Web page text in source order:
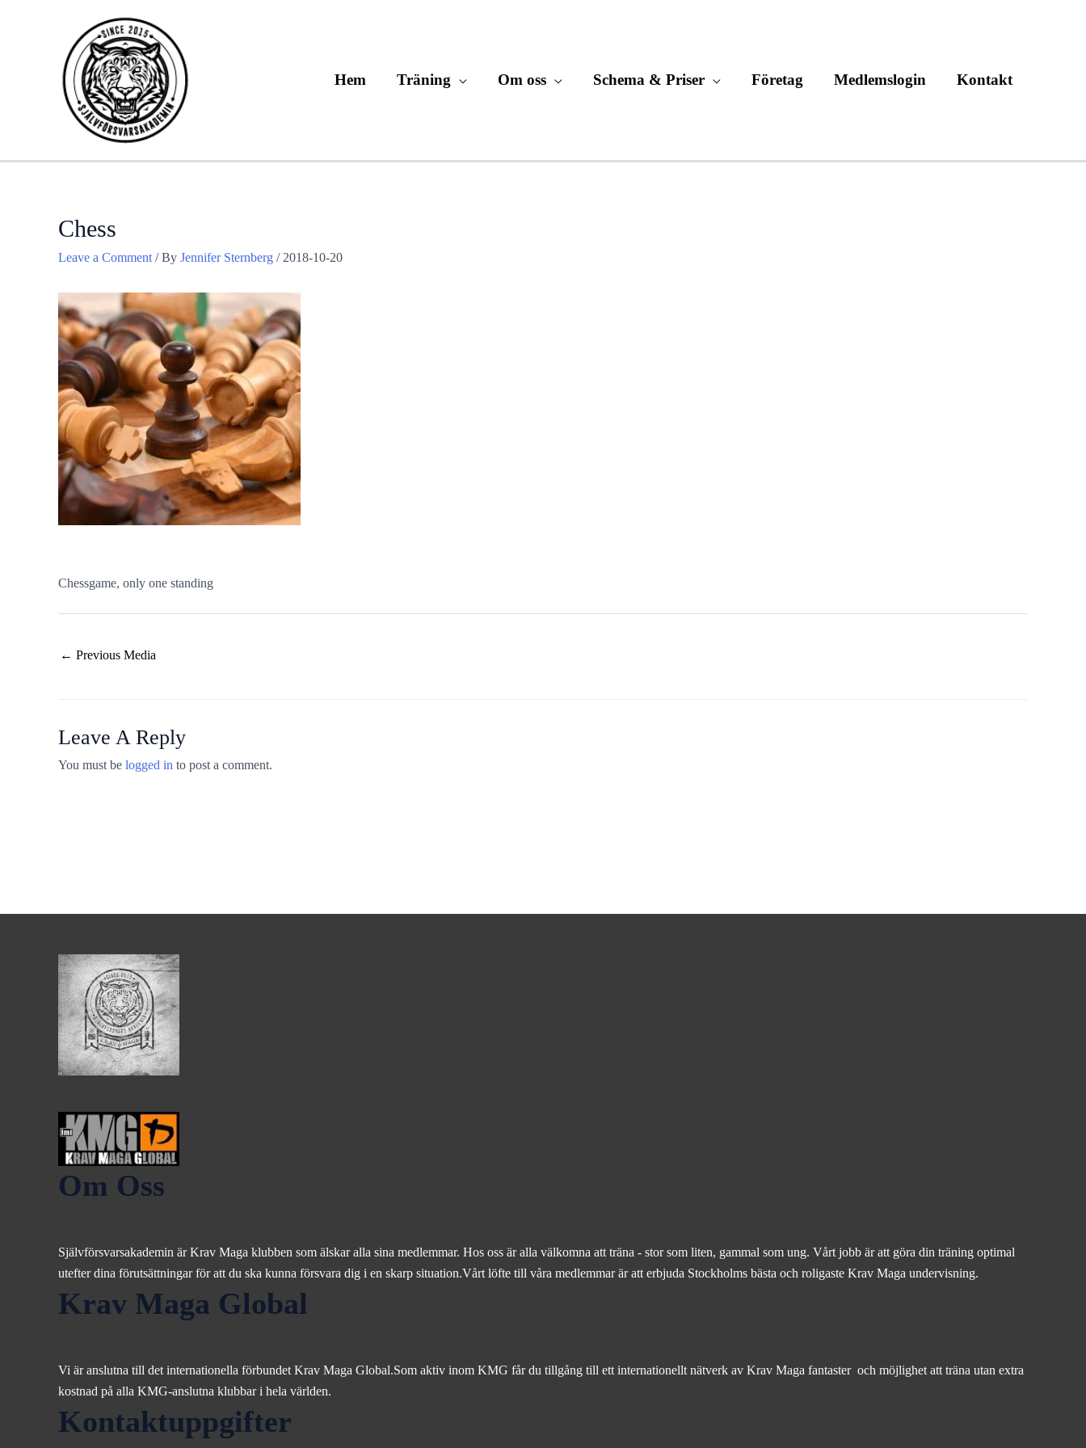
Hem Träning Om oss Schema & Priser Företag Medlemslogin Kontakt
Chess
Leave a Comment / By Jennifer Sternberg / 2018-10-20
Chessgame, only one standing
← Previous Media
Leave A Reply
You must be logged in to post a comment.
Om Oss
Självförsvarsakademin är Krav Maga klubben som älskar alla sina medlemmar. Hos oss är alla välkomna att träna - stor som liten, gammal som ung. Vårt jobb är att göra din träning optimal
utefter dina förutsättningar för att du ska kunna försvara dig i en skarp situation.Vårt löfte till våra medlemmar är att erbjuda Stockholms bästa och roligaste Krav Maga undervisning.
Krav Maga Global
Vi är anslutna till det internationella förbundet Krav Maga Global.Som aktiv inom KMG får du tillgång till ett internationellt nätverk av Krav Maga fantaster och möjlighet att träna utan extra
kostnad på alla KMG-anslutna klubbar i hela världen.
Kontaktuppgifter